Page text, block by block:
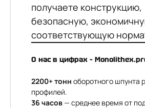
получаете конструкцию,
безопасную,
соответствующую
О нас в цифрах –
2200+ тонн оборотного шпунта
профилей.
36 часов— среднее время от